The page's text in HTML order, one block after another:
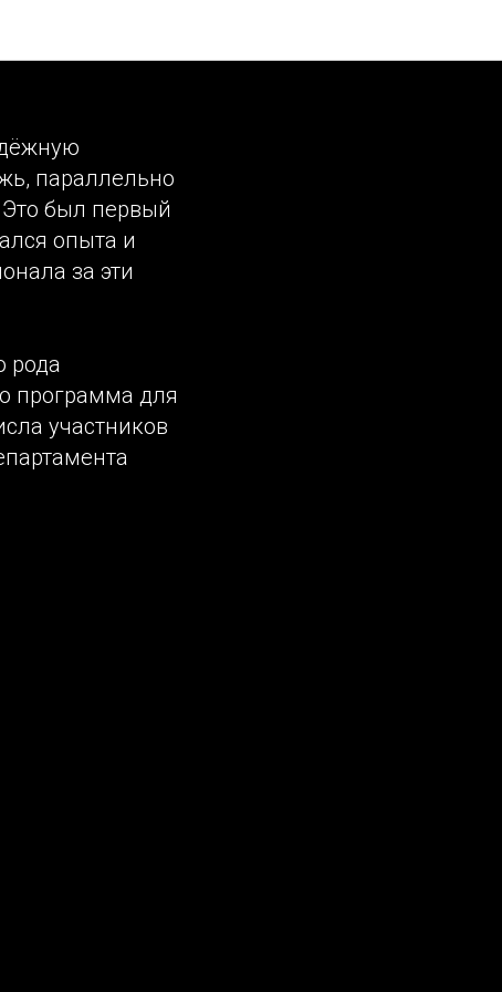
параллельно
Это был первый
опыта и
за эти
рода
программа для
участников